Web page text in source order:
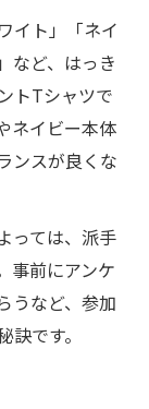
イト」「ネイ
など、はっき
トTシャツで
ネイビー本体
ンスが良くな
っては、派手
事前にアンケ
うなど、参加
です。